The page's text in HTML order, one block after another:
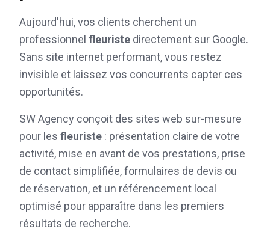
Aujourd'hui, vos clients cherchent un
professionnel fleuriste directement sur Google.
Sans site internet performant, vous restez
invisible et laissez vos concurrents capter ces
opportunités.
SW Agency conçoit des sites web sur-mesure
pour les fleuriste : présentation claire de votre
activité, mise en avant de vos prestations, prise
de contact simplifiée, formulaires de devis ou
de réservation, et un référencement local
optimisé pour apparaître dans les premiers
résultats de recherche.